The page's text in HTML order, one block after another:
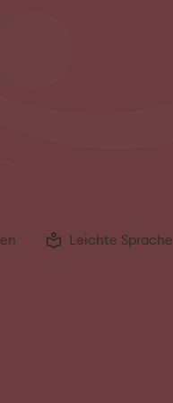
Leichte Sprache